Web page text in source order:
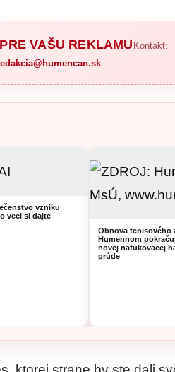
VAŠU REKLAMU Kontakt:
vzniku
veci si dajte
Obnova tenisového
Humennom
novej nafukovacej
prúde